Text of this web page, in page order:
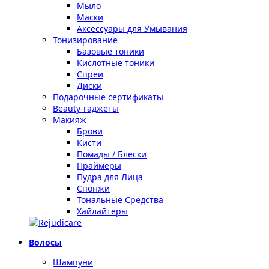
Мыло
Маски
Аксессуары для Умывания
Тонизирование
Базовые тоники
Кислотные тоники
Спреи
Диски
Подарочные сертификаты
Beauty-гаджеты
Макияж
Брови
Кисти
Помады / Блески
Праймеры
Пудра для Лица
Спонжи
Тональные Средства
Хайлайтеры
Волосы
Шампуни